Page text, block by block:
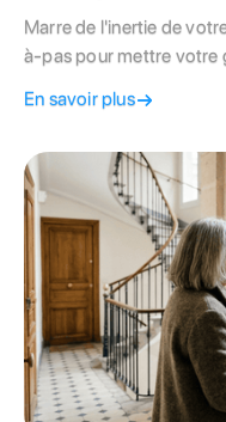
Marre de l'inertie de
à-pas pour mettre votre
En savoir plus